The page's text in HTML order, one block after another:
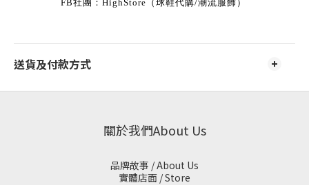
FB社團：HighStore（球鞋代購/潮流服飾）
送貨及付款方式
關於我們About Us
品牌故事 / About Us
實體店面 / Store